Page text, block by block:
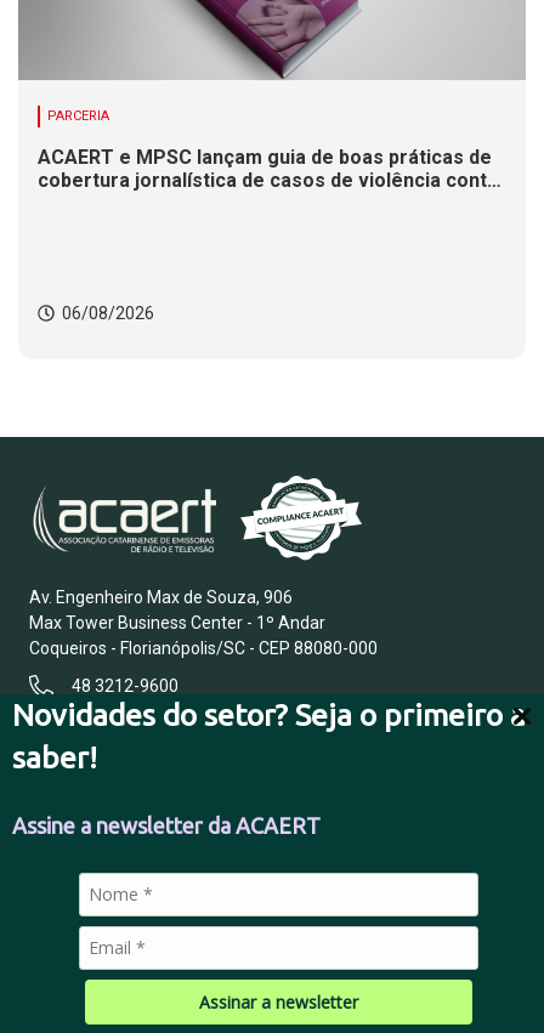
Novidades do setor? Seja o primeiro a
saber!
Assine a newsletter da ACAERT
Assinar a newsletter
PARCERIA
ACAERT e MPSC lançam guia de boas práticas de
cobertura jornalística de casos de violência contra
06/08/2026
Av. Engenheiro Max de Souza, 906
Max Tower Business Center - 1º Andar
Coqueiros - Florianópolis/SC - CEP 88080-000
48 3212-9600
FALE CONOSCO
POLÍTICA DE PRIVACIDADE
© 2026 Todos os direitos reservados.